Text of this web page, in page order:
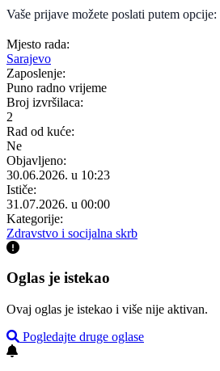
Vaše prijave možete poslati putem opcije:
Mjesto rada:
Sarajevo
Zaposlenje:
Puno radno vrijeme
Broj izvršilaca:
2
Rad od kuće:
Ne
Objavljeno:
30.06.2026. u 10:23
Ističe:
31.07.2026. u 00:00
Kategorije:
Zdravstvo i socijalna skrb
Oglas je istekao
Ovaj oglas je istekao i više nije aktivan.
Pogledajte druge oglase